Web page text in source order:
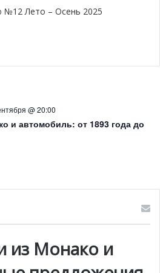
№12 Лето – Осень 2025
@ 20:00
и автомобиль: от 1893 года до
из Монако и